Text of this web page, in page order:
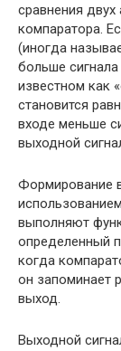
сравнения двух
компаратора.
(иногда
больше
известном как
становится
входе меньше
выходной
Формирование
выполняют
определенный
когда
он запоминает
выход.
Выходной